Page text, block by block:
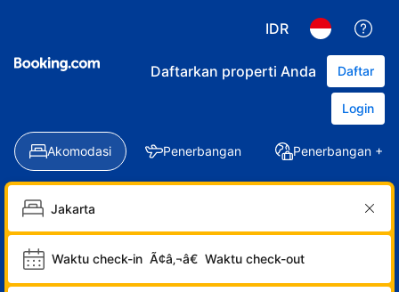
IDR
Daftarkan properti Anda Daftar
Login
Akomodasi Penerbangan Penerbangan +
Waktu check-in Ã¢â‚¬â€ Waktu check-out